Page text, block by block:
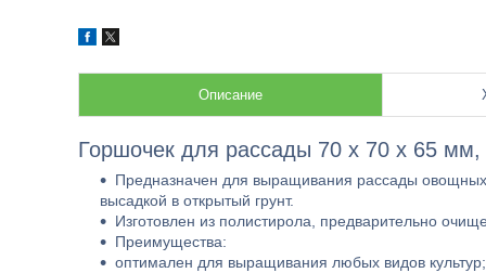
Описание
Горшочек для рассады 70 х 70 х 65
Предназначен для выращивания рассады
высадкой в открытый грунт.
Изготовлен из полистирола, предварительно
Преимущества:
оптимален для выращивания любых видов культур;